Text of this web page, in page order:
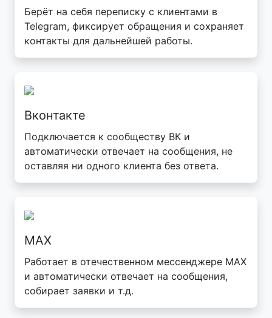
Берёт на себя переписку с клиентами в
Telegram, фиксирует обращения и сохраняет
контакты для дальнейшей работы.
Вконтакте
Подключается к сообществу ВК и
автоматически отвечает на сообщения, не
оставляя ни одного клиента без ответа.
MAX
Работает в отечественном мессенджере MAX
и автоматически отвечает на сообщения,
собирает заявки и т.д.